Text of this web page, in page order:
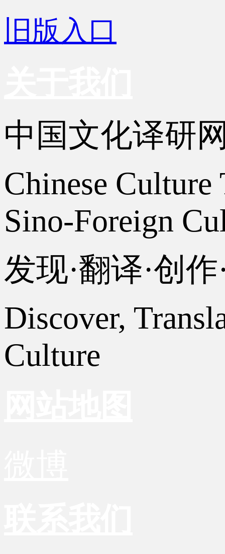
旧版入口
中国文化译研
Chinese
Sino-Foreign
发现·翻译·创
Discover,
Culture